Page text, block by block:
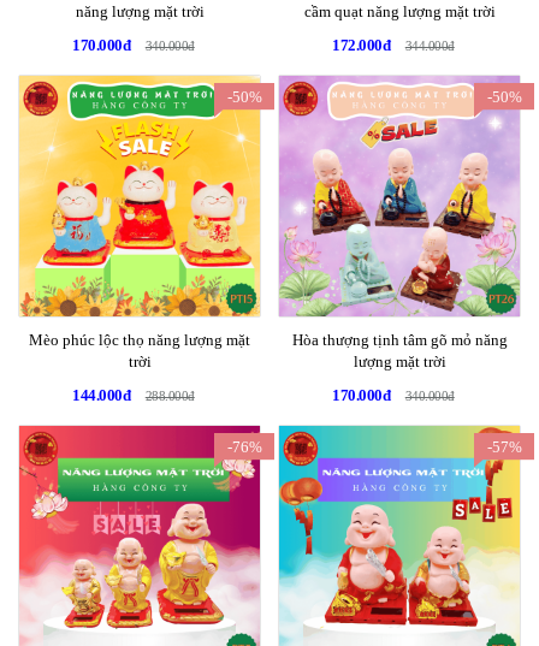
năng lượng mặt trời
170.000đ
340.000đ
cầm quạt năng lượng mặt trời
172.000đ
344.000đ
-50%
Mèo phúc lộc thọ năng lượng mặt
trời
144.000đ
288.000đ
-50%
Hòa thượng tịnh tâm gõ mỏ năng
lượng mặt trời
170.000đ
340.000đ
-76% -57%